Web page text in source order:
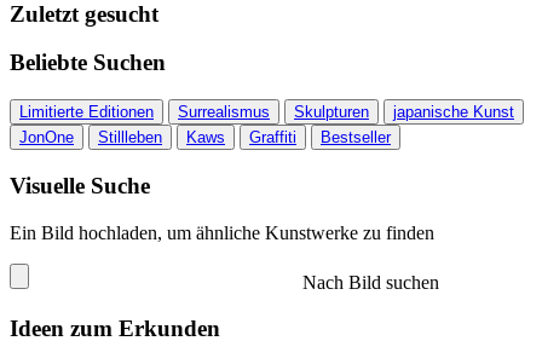
Zuletzt gesucht
Beliebte Suchen
Limitierte Editionen Surrealismus Skulpturen
japanische Kunst
JonOne
Stillleben Kaws Graffiti Bestseller
Visuelle Suche
Ein Bild hochladen, um ähnliche Kunstwerke zu finden
Nach Bild suchen
Ideen zum Erkunden